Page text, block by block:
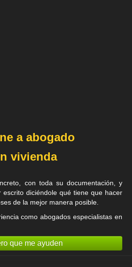
a abogado
vivienda
con toda su documentación, y
diciéndole qué tiene que hacer
de la mejor manera posible.
comoabogados especialistas en
que me ayuden